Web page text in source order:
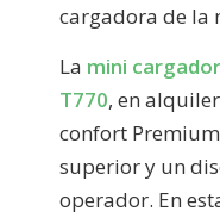
cargadora de la
La mini
T770, en
confort
superior y un
operador. En